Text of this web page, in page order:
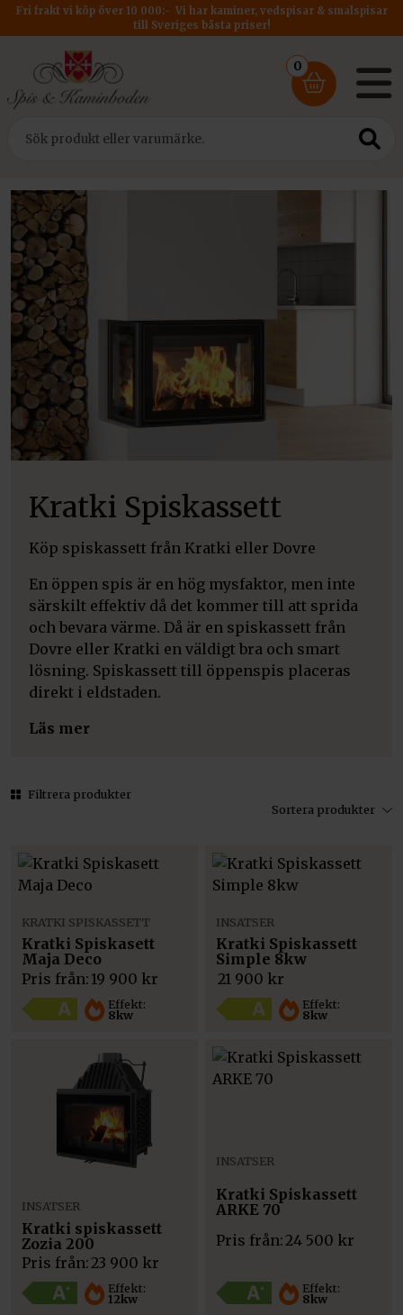
Fri frakt vi köp över 10 000:- Vi har kaminer, vedspisar & smalspisar
till Sveriges bästa priser!
0
Kratki Spiskassett
Köp spiskassett från Kratki eller Dovre
En öppen spis är en hög mysfaktor, men inte
särskilt effektiv då det kommer till att sprida
och bevara värme. Då är en spiskassett från
Dovre eller Kratki en väldigt bra och smart
lösning. Spiskassett till öppenspis placeras
direkt i eldstaden.
Läs mer
Filtrera produkter
Sortera produkter
Effekt:
8kw
KRATKI SPISKASSETT
Kratki Spiskasett
Maja Deco
Pris från: 19 900 kr
Effekt:
8kw
INSATSER
Kratki Spiskassett
Simple 8kw
21 900 kr
Effekt:
12kw
INSATSER
Kratki spiskassett
Zozia 200
Pris från:23 900 kr
Effekt:
8kw
INSATSER
Kratki Spiskassett
ARKE 70
Pris från:24 500 kr